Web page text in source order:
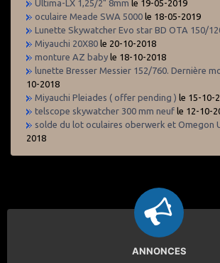
Ultima-LX 1,25/2" 8mm le 19-05-2019
oculaire Meade SWA 5000 le 18-05-2019
Lunette Skywatcher Evo star BD OTA 150/
Miyauchi 20X80 le 20-10-2018
monture AZ baby le 18-10-2018
lunette Bresser Messier 152/760. Dernière
10-2018
Miyauchi Pleiades ( offer pending ) le 15-10-
telscope skywatcher 300 mm neuf le 12-10-
solde du lot oculaires oberwerk et Omegon
2018
ANNONCES